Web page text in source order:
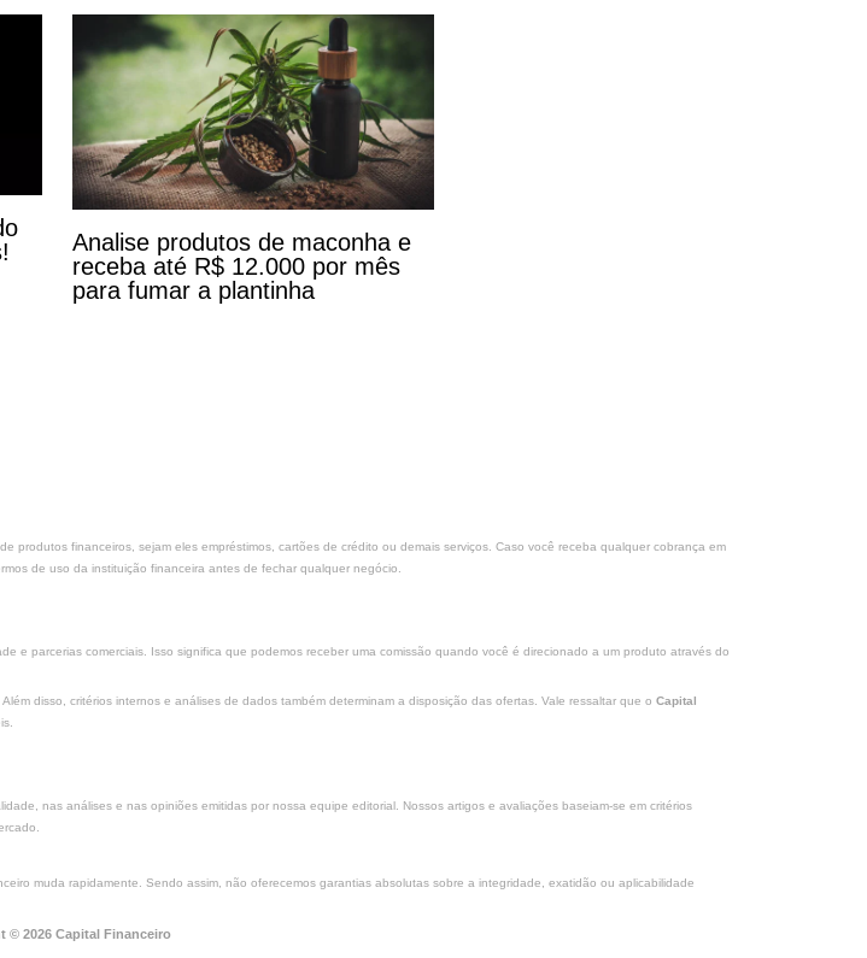
Analise produtos de maconha e
receba até R$ 12.000 por mês
para fumar a plantinha
produtos financeiros, sejam eles empréstimos, cartões de crédito ou demais serviços. Caso você receba qualquer cobrança em
de uso da instituição financeira antes de fechar qualquer negócio.
parcerias comerciais. Isso significa que podemos receber uma comissão quando você é direcionado a um produto através do
disso, critérios internos e análises de dados também determinam a disposição das ofertas. Vale ressaltar que o Capital
nas análises e nas opiniões emitidas por nossa equipe editorial. Nossos artigos e avaliações baseiam-se em critérios
muda rapidamente. Sendo assim, não oferecemos garantias absolutas sobre a integridade, exatidão ou aplicabilidade
© 2026 Capital Financeiro